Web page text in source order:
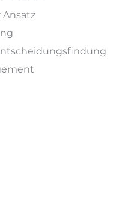
Ansatz